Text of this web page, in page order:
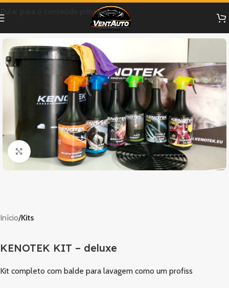
Pular para o conteúdo principal
Clique para ampliar
Início Kits
KENOTEK KIT – deluxe
Kit completo com balde para lavagem como um profiss